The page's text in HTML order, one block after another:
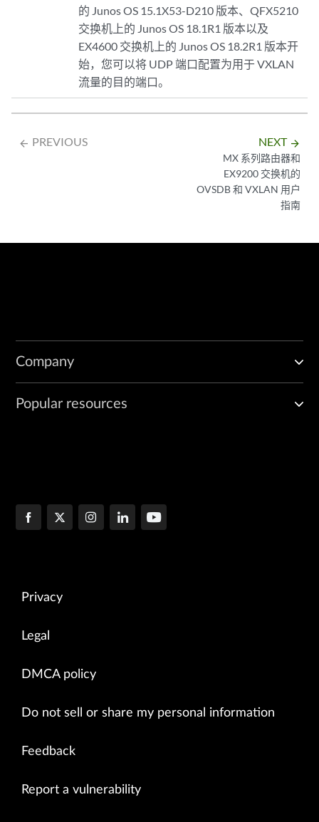
的 Junos OS 15.1X53-D210 版本、QFX5210
交换机上的 Junos OS 18.1R1 版本以及
EX4600 交换机上的 Junos OS 18.2R1 版本开
始，您可以将 UDP 端口配置为用于 VXLAN
流量的目的端口。
arrow_backward PREVIOUS NEXT arrow_forward
MX 系列路由器和
EX9200 交换机的
OVSDB 和 VXLAN 用户
指南
Company
Popular resources
Privacy
Legal
DMCA policy
Do not sell or share my personal information
Feedback
Report a vulnerability